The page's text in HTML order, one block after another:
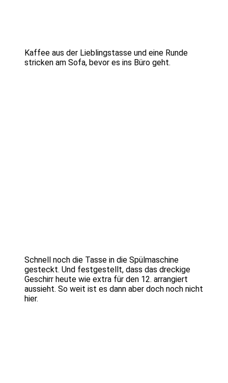
Kaffee aus der Lieblingstasse und eine Runde
stricken am Sofa, bevor es ins Büro geht.
Schnell noch die Tasse in die Spülmaschine
gesteckt. Und festgestellt, dass das dreckige
Geschirr heute wie extra für den 12. arrangiert
aussieht. So weit ist es dann aber doch noch nicht
hier.